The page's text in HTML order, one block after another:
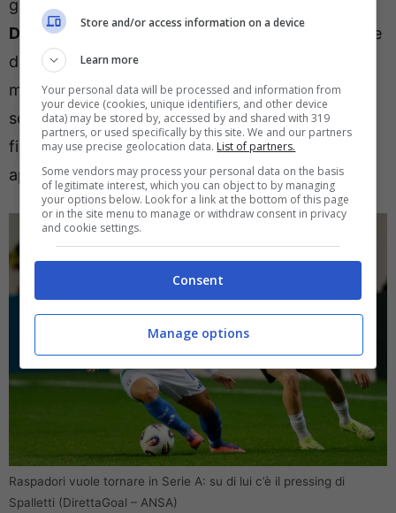
già coperti, va altresì detto che né
Davidlasciano tranquilli il tecnico di Certaldo, che
dovrà fare i conti con l’assenza di
marzo (almeno).Raspadoriè stato pagato la
scorsa estate22 milioni di euro più 4 di bonus
fino a questo momento l’Atleticonon ha mai
aperto ad un’opportunità di prestito.
Raspadori vuole tornare in Serie A: su di lui c’è il pressing di
Spalletti (DirettaGoal – ANSA)
Store and/or access information on a device
Learn more
Your personal data will be processed and information from
your device (cookies, unique identifiers, and other device
data) may be stored by, accessed by and shared with 319
partners, or used specifically by this site. We and our partners
may use precise geolocation data. List of partners.
Some vendors may process your personal data on the basis
of legitimate interest, which you can object to by managing
your options below. Look for a link at the bottom of this page
or in the site menu to manage or withdraw consent in privacy
and cookie settings.
Consent
Manage options